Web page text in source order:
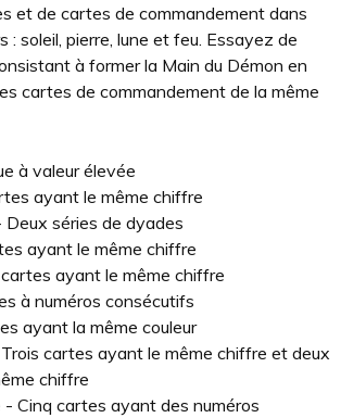
et de cartes de commandement dans
: soleil, pierre, lune et feu. Essayez de
à former la Main du Démon en
cartes de commandement de la même
à valeur élevée
ayant le même chiffre
séries de dyades
ayant le même chiffre
ayant le même chiffre
à numéros consécutifs
ayant la même couleur
cartes ayant le même chiffre et deux
chiffre
- Cinq cartes ayant des numéros